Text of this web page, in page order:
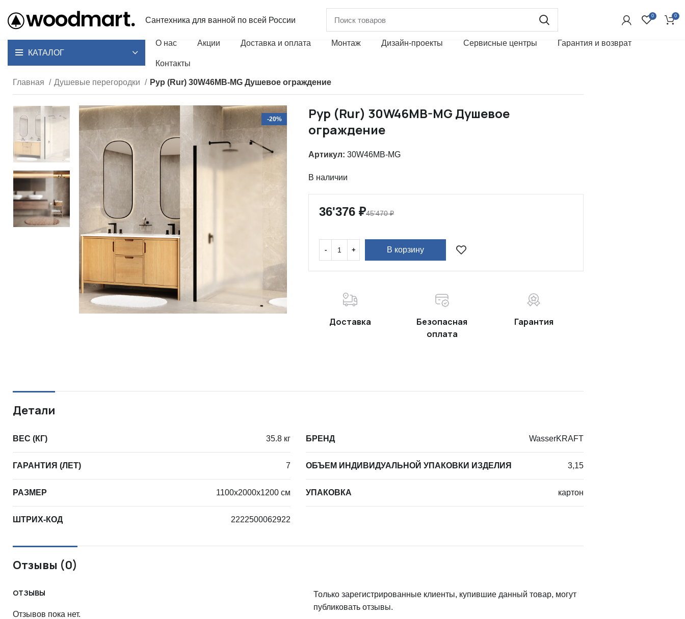
Сантехника для ванной по всей России 0 0
КАТАЛОГ
О нас Акции Доставка и оплата Монтаж Дизайн-проекты Сервисные центры Гарантия и возврат
Контакты
Главная Душевые перегородки Рур (Rur) 30W46MB-MG Душевое ограждение
-20%
Рур (Rur) 30W46MB-MG Душевое
ограждение
Артикул: 30W46MB-MG
В наличии
36'376 ₽45'470₽
В корзину
Доставка
Безопасная
оплата
Гарантия
Детали
ВЕС (КГ) 35.8 кг БРЕНД WasserKRAFT
ГАРАНТИЯ (ЛЕТ) 7 ОБЪЕМ ИНДИВИДУАЛЬНОЙ УПАКОВКИ ИЗДЕЛИЯ 3,15
РАЗМЕР 1100х2000х1200 см УПАКОВКА картон
ШТРИХ-КОД 2222500062922
Отзывы (0)
ОТЗЫВЫ
Отзывов пока нет.
Только зарегистрированные клиенты, купившие данный товар, могут
публиковать отзывы.